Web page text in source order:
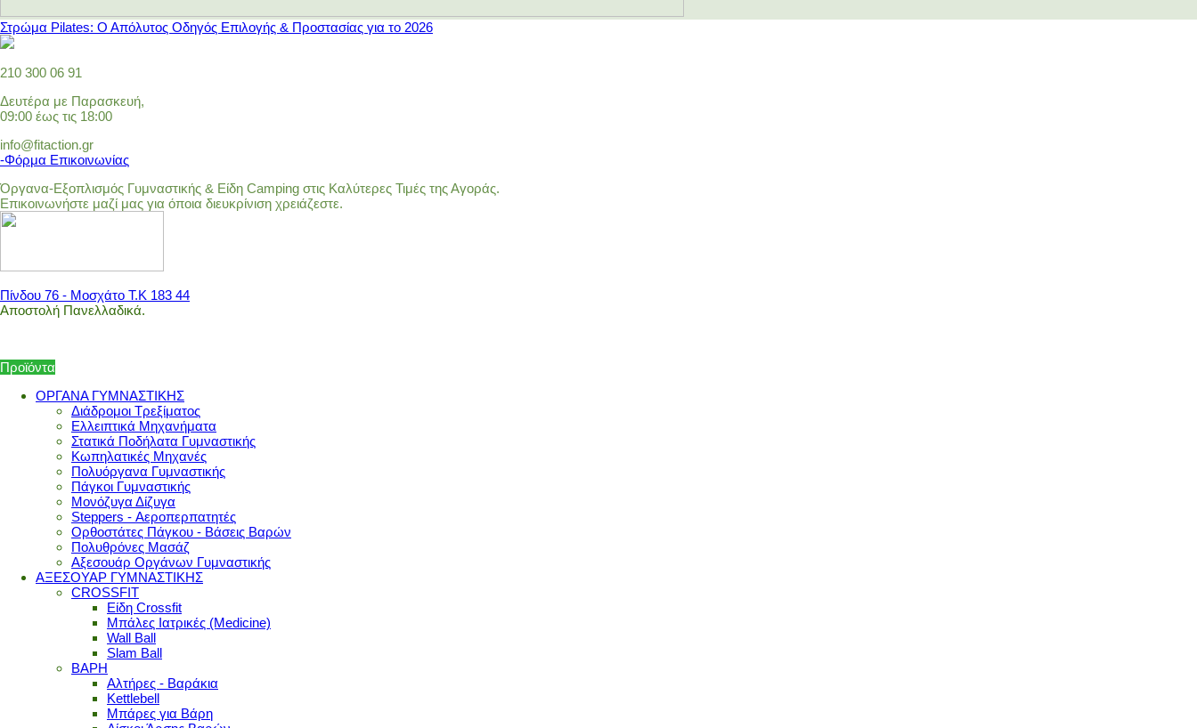
Στρώμα Pilates: Ο Απόλυτος Οδηγός Επιλογής & Προστασίας για το 2026
210 300 06 91
Δευτέρα με Παρασκευή,
09:00 έως τις 18:00
info@fitaction.gr
-Φόρμα Επικοινωνίας
Όργανα-Εξοπλισμός Γυμναστικής & Είδη Camping στις Καλύτερες Τιμές της Αγοράς.
Επικοινωνήστε μαζί μας για όποια διευκρίνιση χρειάζεστε.
Πίνδου 76 - Μοσχάτο Τ.Κ 183 44
Αποστολή Πανελλαδικά.
Προϊόντα
ΟΡΓΑΝΑ ΓΥΜΝΑΣΤΙΚΗΣ
Διάδρομοι Τρεξίματος
Ελλειπτικά Μηχανήματα
Στατικά Ποδήλατα Γυμναστικής
Κωπηλατικές Μηχανές
Πολυόργανα Γυμναστικής
Πάγκοι Γυμναστικής
Μονόζυγα Δίζυγα
Steppers - Αεροπερπατητές
Ορθοστάτες Πάγκου - Βάσεις Βαρών
Πολυθρόνες Μασάζ
Αξεσουάρ Οργάνων Γυμναστικής
ΑΞΕΣΟΥΑΡ ΓΥΜΝΑΣΤΙΚΗΣ
CROSSFIT
Είδη Crossfit
Μπάλες Ιατρικές (Medicine)
Wall Ball
Slam Ball
ΒΑΡΗ
Αλτήρες - Βαράκια
Kettlebell
Μπάρες για Βάρη